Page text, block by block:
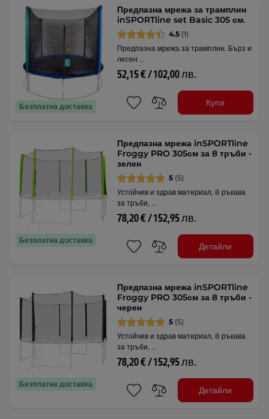
Безплатна доставка
Предпазна мрежа за трамплин
inSPORTline set Basic 305 см.
4.5 (1)
Предпазна мрежа за трамплин. Бърз и
лесен …
52,15 € / 102,00 лв.
Купи
Безплатна доставка
Предпазна мрежа inSPORTline
Froggy PRO 305см за 8 тръби -
зелен
5 (5)
Устойчив и здрав материал, 8 ръкава
за тръби, …
78,20 € / 152,95 лв.
Детайли
Безплатна доставка
Предпазна мрежа inSPORTline
Froggy PRO 305см за 8 тръби -
черен
5 (5)
Устойчив и здрав материал, 8 ръкава
за тръби, …
78,20 € / 152,95 лв.
Детайли